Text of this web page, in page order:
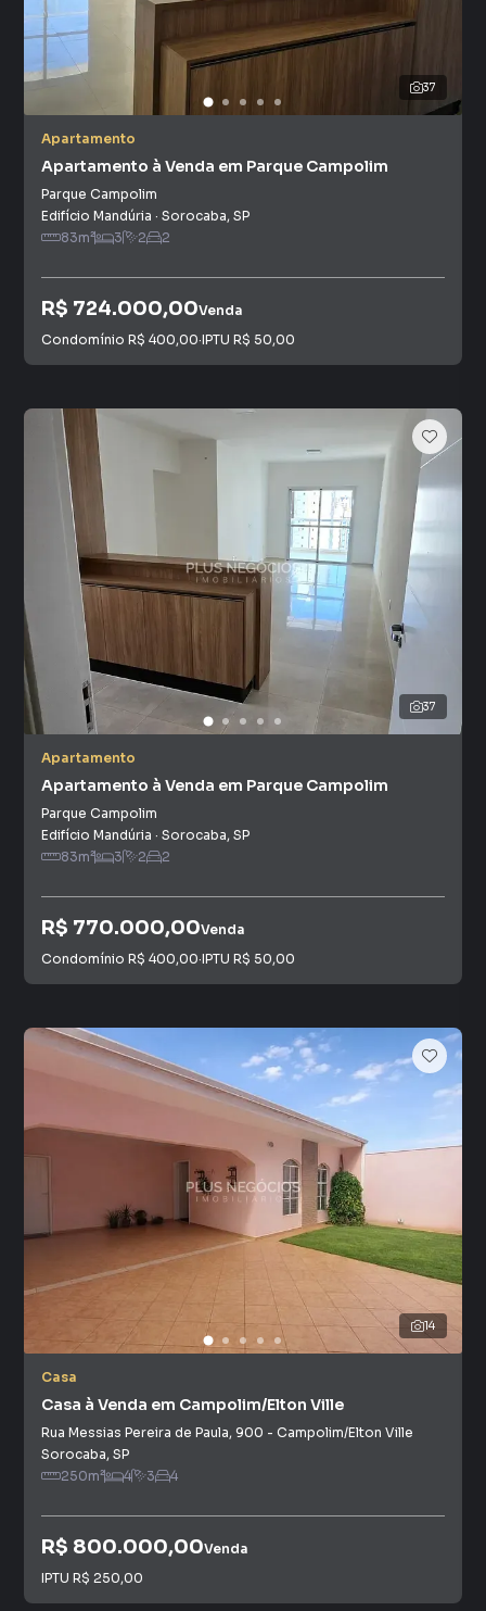
37
Apartamento
Apartamento à Venda em Parque Campolim
Parque Campolim
Edifício Mandúria · Sorocaba, SP
83m² 3 2 2
R$ 724.000,00Venda
Condomínio R$ 400,00·IPTU R$ 50,00
37
Apartamento
Apartamento à Venda em Parque Campolim
Parque Campolim
Edifício Mandúria · Sorocaba, SP
83m² 3 2 2
R$ 770.000,00Venda
Condomínio R$ 400,00·IPTU R$ 50,00
14
Casa
Casa à Venda em Campolim/Elton Ville
Rua Messias Pereira de Paula, 900 - Campolim/Elton Ville
Sorocaba, SP
250m² 4 3 4
R$ 800.000,00Venda
IPTU R$ 250,00